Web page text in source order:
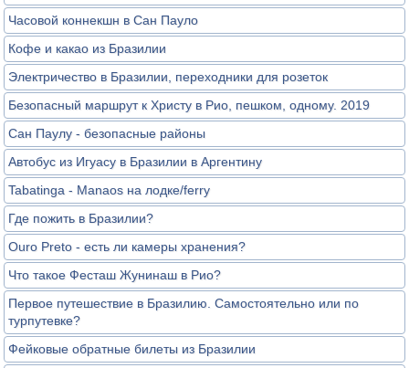
Часовой коннекшн в Сан Пауло
Кофе и какао из Бразилии
Электричество в Бразилии, переходники для розеток
Безопасный маршрут к Христу в Рио, пешком, одному. 2019
Сан Паулу - безопасные районы
Автобус из Игуасу в Бразилии в Аргентину
Tabatinga - Manaos на лодке/ferry
Где пожить в Бразилии?
Ouro Preto - есть ли камеры хранения?
Что такое Фесташ Жунинаш в Рио?
Первое путешествие в Бразилию. Самостоятельно или по
турпутевке?
Фейковые обратные билеты из Бразилии